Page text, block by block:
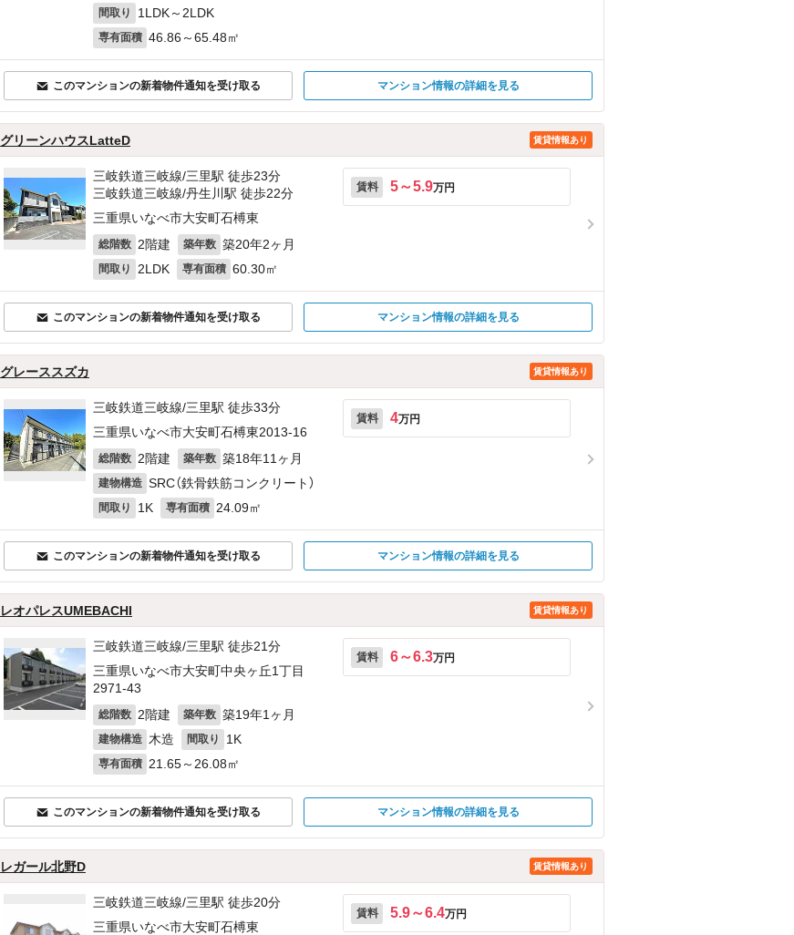
間取り 1LDK～2LDK
専有面積 46.86～65.48㎡
このマンションの新着物件通知を受け取る マンション情報の詳細を見る
グリーンハウスLatteD 賃貸情報あり
三岐鉄道三岐線/三里駅 徒歩23分
三岐鉄道三岐線/丹生川駅 徒歩22分
三重県いなべ市大安町石榑東
総階数 2階建 築年数 築20年2ヶ月
間取り 2LDK 専有面積 60.30㎡
賃料 5～5.9万円
このマンションの新着物件通知を受け取る マンション情報の詳細を見る
グレーススズカ 賃貸情報あり
三岐鉄道三岐線/三里駅 徒歩33分
三重県いなべ市大安町石榑東2013‐16
総階数 2階建 築年数 築18年11ヶ月
建物構造 SRC（鉄骨鉄筋コンクリート）
間取り 1K 専有面積 24.09㎡
賃料 4万円
このマンションの新着物件通知を受け取る マンション情報の詳細を見る
レオパレスUMEBACHI 賃貸情報あり
三岐鉄道三岐線/三里駅 徒歩21分
三重県いなべ市大安町中央ヶ丘1丁目
2971‐43
総階数 2階建 築年数 築19年1ヶ月
建物構造 木造 間取り 1K
専有面積 21.65～26.08㎡
賃料 6～6.3万円
このマンションの新着物件通知を受け取る マンション情報の詳細を見る
レガール北野D 賃貸情報あり
三岐鉄道三岐線/三里駅 徒歩20分
三重県いなべ市大安町石榑東
賃料 5.9～6.4万円